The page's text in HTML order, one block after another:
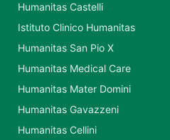
Humanitas Castelli
Istituto Clinico Humanitas
Humanitas San Pio X
Humanitas Medical Care
Humanitas Mater Domini
Humanitas Gavazzeni
Humanitas Cellini